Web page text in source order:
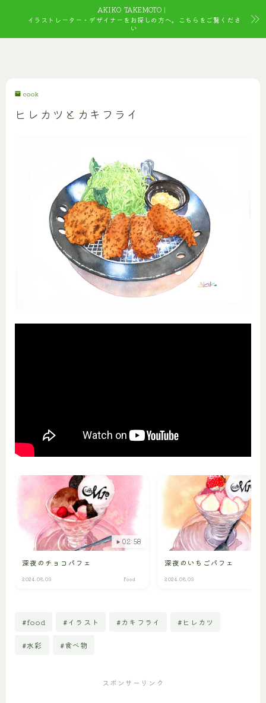
AKIKO TAKEMOTO｜
イラストレーター・デザイナーをお探しの方へ。こちらをご覧くださ
い
cook
ヒレカツとカキフライ
02:58
深夜のチョコパフェ
2024.08.03 Food
深夜のいちごパフェ
2024.08.03
#food #イラスト #カキフライ #ヒレカツ
#水彩 #食べ物
スポンサーリンク